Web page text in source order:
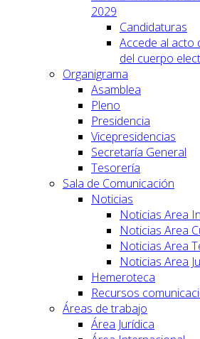
2029
Candidaturas
Accede al acto
del cuerpo
Organigrama
Asamblea
Pleno
Presidencia
Vicepresidencias
Secretaría General
Tesorería
Sala de Comunicación
Noticias
Noticias Area
Noticias Area
Noticias Area
Noticias Area
Hemeroteca
Recursos
Áreas de trabajo
Área Jurídica